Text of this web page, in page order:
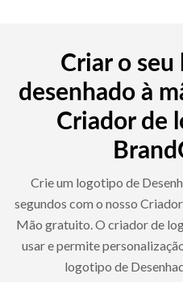
Criar o
desenhado à
Criador de
Crie um logotipo de
segundos com o nosso
Mão gratuito. O criador de
usar e permite
logotipo de